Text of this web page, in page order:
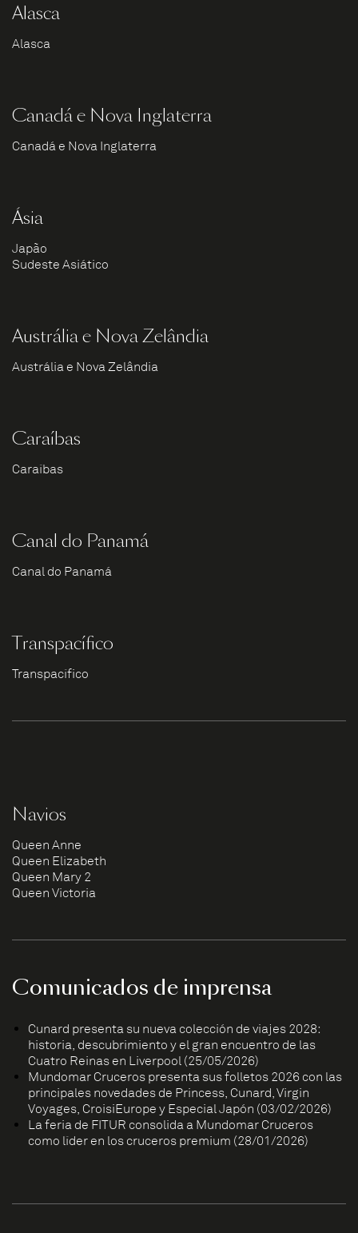
Alasca
Alasca
Canadá e Nova Inglaterra
Canadá e Nova Inglaterra
Ásia
Japão
Sudeste Asiático
Austrália e Nova Zelândia
Austrália e Nova Zelândia
Caraíbas
Caraíbas
Canal do Panamá
Canal do Panamá
Transpacífico
Transpacífico
Navios
Queen Anne
Queen Elizabeth
Queen Mary 2
Queen Victoria
Comunicados de imprensa
Cunard presenta su nueva colección de viajes 2028:
historia, descubrimiento y el gran encuentro de las
Cuatro Reinas en Liverpool (25/05/2026)
Mundomar Cruceros presenta sus folletos 2026 con las
principales novedades de Princess, Cunard, Virgin
Voyages, CroisiEurope y Especial Japón (03/02/2026)
La feria de FITUR consolida a Mundomar Cruceros
como líder en los cruceros premium (28/01/2026)